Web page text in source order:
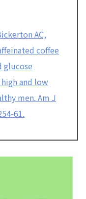
AC,
coffee
glucose
and low
men. Am J
61.